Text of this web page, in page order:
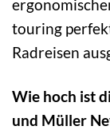
touring
Radreisen
Wie hoch ist
und Müller